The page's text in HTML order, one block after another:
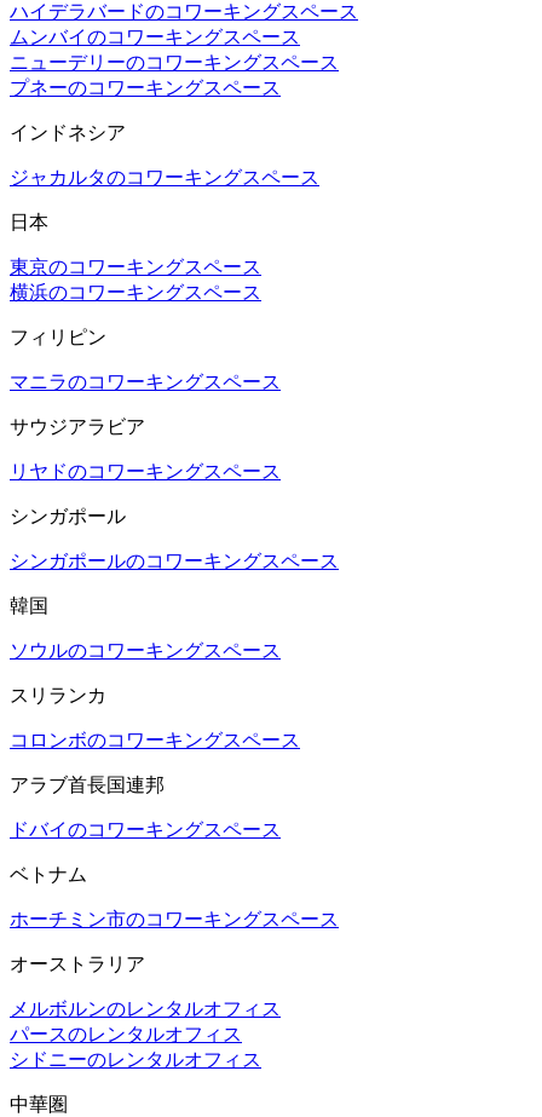
ハイデラバードのコワーキングスペース
ムンバイのコワーキングスペース
ニューデリーのコワーキングスペース
プネーのコワーキングスペース
インドネシア
ジャカルタのコワーキングスペース
日本
東京のコワーキングスペース
横浜のコワーキングスペース
フィリピン
マニラのコワーキングスペース
サウジアラビア
リヤドのコワーキングスペース
シンガポール
シンガポールのコワーキングスペース
韓国
ソウルのコワーキングスペース
スリランカ
コロンボのコワーキングスペース
アラブ首長国連邦
ドバイのコワーキングスペース
ベトナム
ホーチミン市のコワーキングスペース
オーストラリア
メルボルンのレンタルオフィス
パースのレンタルオフィス
シドニーのレンタルオフィス
中華圏